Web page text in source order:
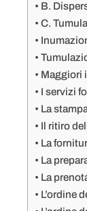
B.
C.
Maggiori
I servizi
La
Il ritiro
La
La
La
L’ordine